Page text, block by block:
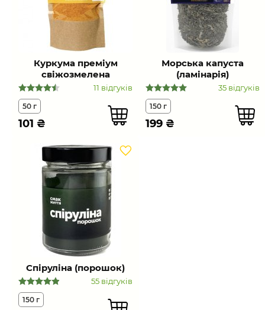
Куркума преміум
свіжозмелена
11 відгуків
50 г
101 ₴
Морська капуста
(ламінарія)
35 відгуків
150 г
199 ₴
Спіруліна (порошок)
55 відгуків
150 г